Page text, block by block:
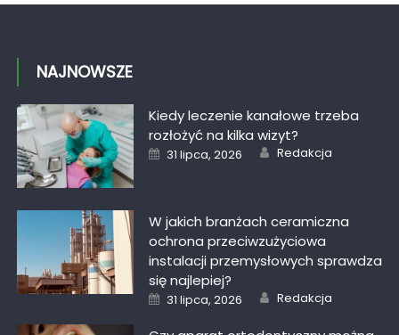
NAJNOWSZE
Kiedy leczenie kanałowe trzeba
rozłożyć na kilka wizyt?
Posted
on
31 lipca, 2026 Author
Redakcja
W jakich branżach ceramiczna
ochrona przeciwzużyciowa
instalacji przemysłowych sprawdza
się najlepiej?
Posted
on
31 lipca, 2026 Author
Redakcja